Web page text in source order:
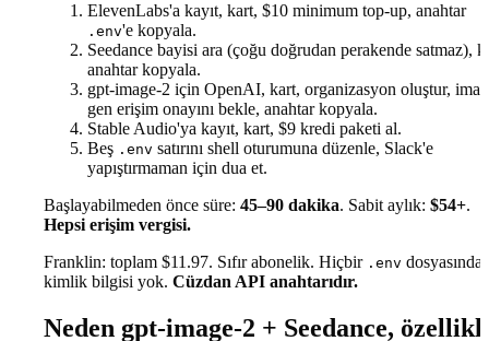
ElevenLabs'a kayıt, kart, $10 minimum top-up, anahtar
.env'e kopyala.
Seedance bayisi ara (çoğu doğrudan perakende satmaz),
anahtar kopyala.
gpt-image-2 için OpenAI, kart, organizasyon oluştur,
gen erişim onayını bekle, anahtar kopyala.
Stable Audio'ya kayıt, kart, $9 kredi paketi al.
Beş .env satırını shell oturumuna düzenle, Slack'e
yapıştırmaman için dua et.
Başlayabilmeden önce süre: 45–90 dakika. Sabit aylık: $54+.
Hepsi erişim vergisi.
Franklin: toplam $11.97. Sıfır abonelik. Hiçbir .env dosyasında
kimlik bilgisi yok. Cüzdan API anahtarıdır.
Neden gpt-image-2 + Seedance,